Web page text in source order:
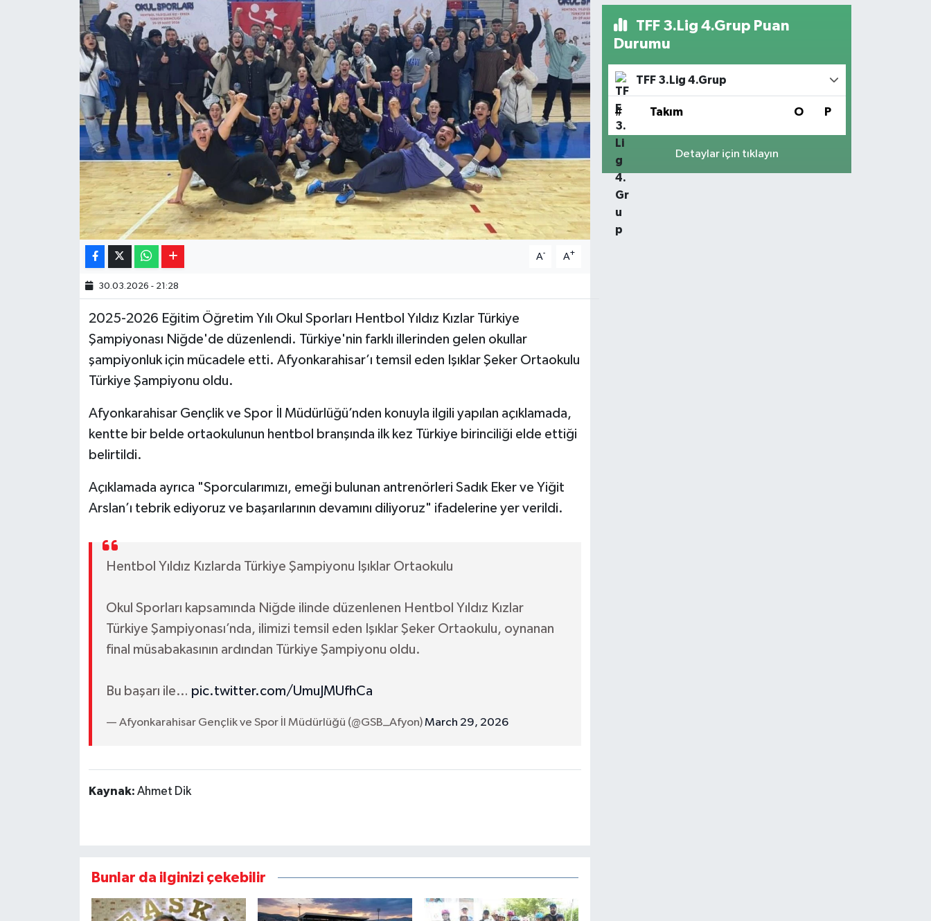
A- A+
30.03.2026 - 21:28
2025-2026 Eğitim Öğretim Yılı Okul Sporları Hentbol Yıldız Kızlar Türkiye
Şampiyonası Niğde'de düzenlendi. Türkiye'nin farklı illerinden gelen okullar
şampiyonluk için mücadele etti. Afyonkarahisar’ı temsil eden Işıklar Şeker Ortaokulu
Türkiye Şampiyonu oldu.
Afyonkarahisar Gençlik ve Spor İl Müdürlüğü’nden konuyla ilgili yapılan açıklamada,
kentte bir belde ortaokulunun hentbol branşında ilk kez Türkiye birinciliği elde ettiği
belirtildi.
Açıklamada ayrıca "Sporcularımızı, emeği bulunan antrenörleri Sadık Eker ve Yiğit
Arslan’ı tebrik ediyoruz ve başarılarının devamını diliyoruz" ifadelerine yer verildi.
Hentbol Yıldız Kızlarda Türkiye Şampiyonu Işıklar Ortaokulu
Okul Sporları kapsamında Niğde ilinde düzenlenen Hentbol Yıldız Kızlar
Türkiye Şampiyonası’nda, ilimizi temsil eden Işıklar Şeker Ortaokulu, oynanan
final müsabakasının ardından Türkiye Şampiyonu oldu.
Bu başarı ile… pic.twitter.com/UmuJMUfhCa
— Afyonkarahisar Gençlik ve Spor İl Müdürlüğü (@GSB_Afyon)March 29, 2026
Kaynak: Ahmet Dik
Bunlar da ilginizi çekebilir
TFF 3.Lig 4.Grup Puan
Durumu
TFF 3.Lig 4.Grup
# Takım O P
Detaylar için tıklayın
Resmi ilanlar